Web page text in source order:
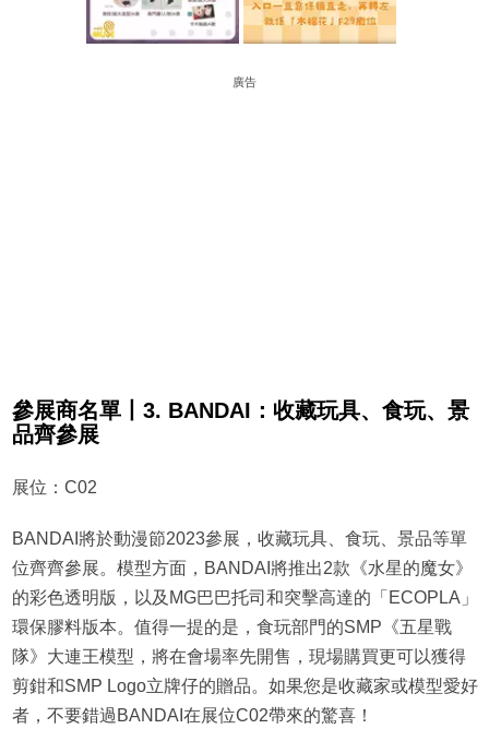
廣告
參展商名單丨3. BANDAI：收藏玩具、食玩、景
品齊參展
展位：C02
BANDAI將於動漫節2023參展，收藏玩具、食玩、景品等單
位齊齊參展。模型方面，BANDAI將推出2款《水星的魔女》
的彩色透明版，以及MG巴巴托司和突擊高達的「ECOPLA」
環保膠料版本。值得一提的是，食玩部門的SMP《五星戰
隊》大連王模型，將在會場率先開售，現場購買更可以獲得
剪鉗和SMP Logo立牌仔的贈品。如果您是收藏家或模型愛好
者，不要錯過BANDAI在展位C02帶來的驚喜！